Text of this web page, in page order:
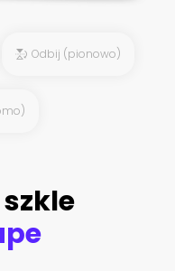
Odbij (pionowo)